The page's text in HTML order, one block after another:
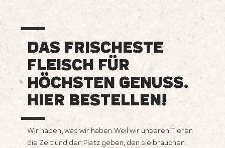
DAS FRISCHESTE
FLEISCH FÜR
HÖCHSTEN GENUSS.
HIER BESTELLEN!
Wir haben, was wir haben. Weil wir unseren Tieren
die Zeit und den Platz geben, den sie brauchen.